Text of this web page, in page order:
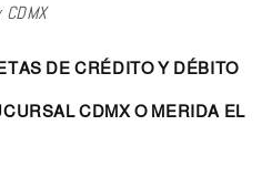
DE CRÉDITO Y DÉBITO
CDMX O MERIDA EL